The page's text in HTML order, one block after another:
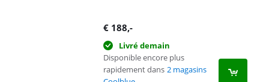
€ 188,-
Livré demain
Disponible encore plus
rapidement dans 2 magasins